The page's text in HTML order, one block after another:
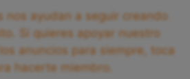
nos ayudan a seguir creando
Si quieres apoyar nuestro
anuncios para siempre, toca
hacerte miembro.